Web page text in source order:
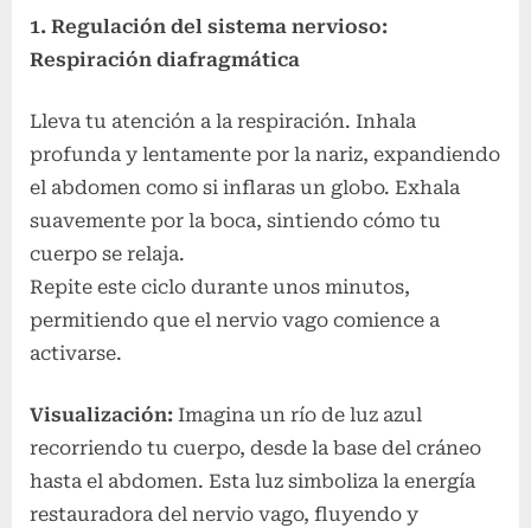
1. Regulación del sistema nervioso:
Respiración diafragmática
Lleva tu atención a la respiración. Inhala
profunda y lentamente por la nariz, expandiendo
el abdomen como si inflaras un globo. Exhala
suavemente por la boca, sintiendo cómo tu
cuerpo se relaja.
Repite este ciclo durante unos minutos,
permitiendo que el nervio vago comience a
activarse.
Visualización: Imagina un río de luz azul
recorriendo tu cuerpo, desde la base del cráneo
hasta el abdomen. Esta luz simboliza la energía
restauradora del nervio vago, fluyendo y